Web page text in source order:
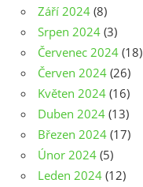
Září 2024 (8)
Srpen 2024 (3)
Červenec 2024 (18)
Červen 2024 (26)
Květen 2024 (16)
Duben 2024 (13)
Březen 2024 (17)
Únor 2024 (5)
Leden 2024 (12)